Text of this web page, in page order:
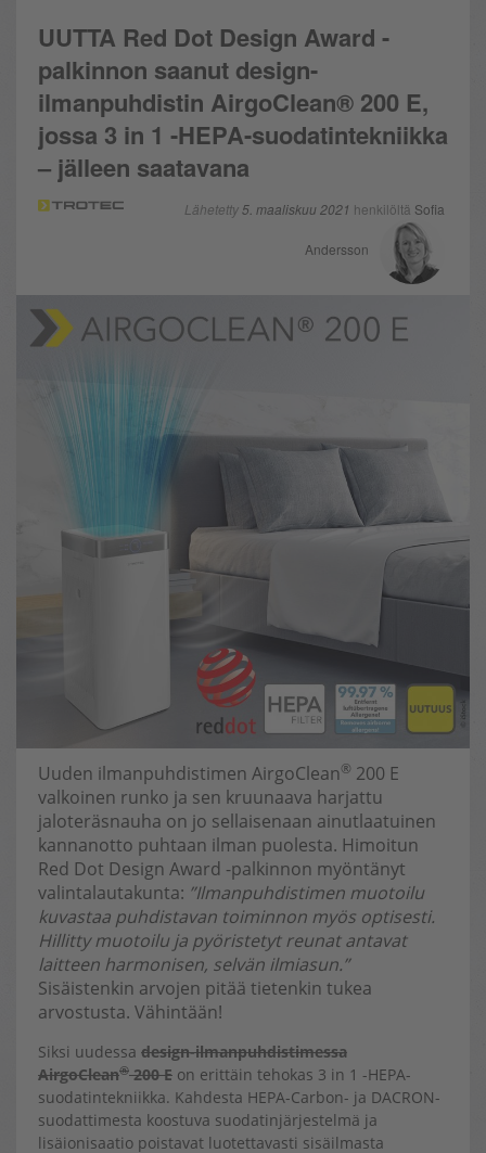
UUTTA Red Dot Design Award -
palkinnon saanut design-
ilmanpuhdistin AirgoClean® 200 E,
jossa 3 in 1 -HEPA-suodatintekniikka
– jälleen saatavana
Lähetetty5. maaliskuu 2021 henkilöltä Sofia
Andersson
Uuden ilmanpuhdistimen AirgoClean® 200 E
valkoinen runko ja sen kruunaava harjattu
jaloteräsnauha on jo sellaisenaan ainutlaatuinen
kannanotto puhtaan ilman puolesta. Himoitun
Red Dot Design Award -palkinnon myöntänyt
valintalautakunta: ”Ilmanpuhdistimen muotoilu
kuvastaa puhdistavan toiminnon myös optisesti.
Hillitty muotoilu ja pyöristetyt reunat antavat
laitteen harmonisen, selvän ilmiasun.”
Sisäistenkin arvojen pitää tietenkin tukea
arvostusta. Vähintään!
Siksi uudessa design-ilmanpuhdistimessa
AirgoClean®200 E on erittäin tehokas 3 in 1 -HEPA-
suodatintekniikka. Kahdesta HEPA-Carbon- ja DACRON-
suodattimesta koostuva suodatinjärjestelmä ja
lisäionisaatio poistavat luotettavasti sisäilmasta